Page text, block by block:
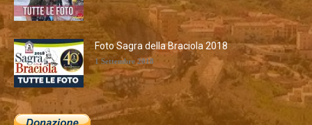
Foto Sagra della Braciola 2018
1 Settembre 2018